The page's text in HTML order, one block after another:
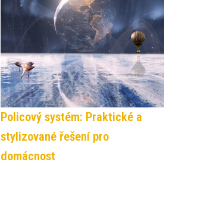
Policový systém: Praktické a
stylizované řešení pro
domácnost